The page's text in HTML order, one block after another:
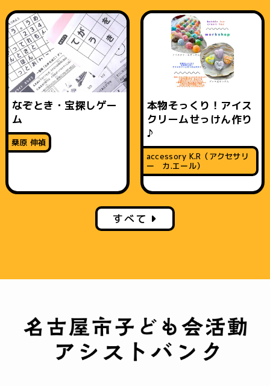
なぞとき・宝探しゲー
ム
桑原 伸禎
本物そっくり！アイス
クリームせっけん作り
♪
accessory K.R（アクセサリ
ー カ.エール）
すべて